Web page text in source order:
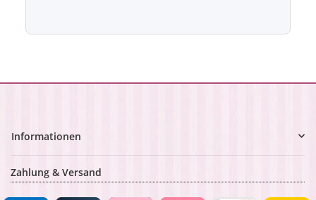
Informationen
Zahlung & Versand